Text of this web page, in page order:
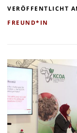
SPENDEN
VERÖFFENTLICHT
FREUND*IN